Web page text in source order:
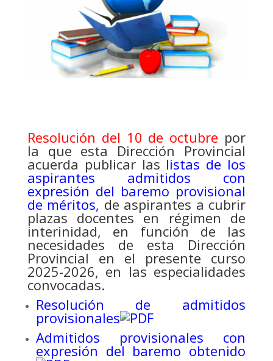
Resolución del 10 de octubre por
la que esta Dirección Provincial
acuerda publicar las listas de los
aspirantes admitidos con
expresión del baremo provisional
de méritos, de aspirantes a cubrir
plazas docentes en régimen de
interinidad, en función de las
necesidades de esta Dirección
Provincial en el presente curso
2025-2026, en las especialidades
convocadas.
Resolución de admitidos
provisionales
Admitidos provisionales con
expresión del baremo obtenido